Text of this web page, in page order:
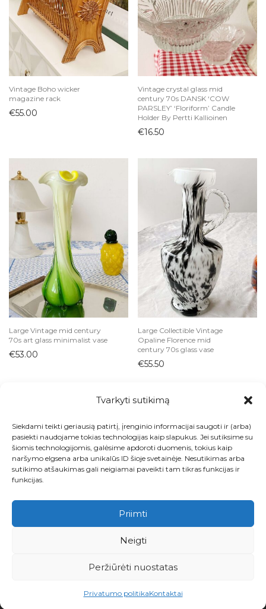
Tvarkyti sutikimą
Siekdami teikti geriausią patirtį, įrenginio informacijai saugoti ir (arba)
pasiekti naudojame tokias technologijas kaip slapukus. Jei sutiksime su
šiomis technologijomis, galėsime apdoroti duomenis, tokius kaip
naršymo elgsena arba unikalūs ID šioje svetainėje. Nesutikimas arba
sutikimo atšaukimas gali neigiamai paveikti tam tikras funkcijas ir
funkcijas.
Priimti
Neigti
Peržiūrėti nuostatas
Privatumo politikaKontaktai
Vintage Boho wicker
magazine rack
€55.00
Vintage crystal glass mid
century 70s DANSK ‘COW
PARSLEY’ ‘Floriform’ Candle
Holder By Pertti Kallioinen
€16.50
Large Vintage mid century
70s art glass minimalist vase
€53.00
Large Collectible Vintage
Opaline Florence mid
century 70s glass vase
€55.50
Visos prekės
Kontaktai
Apie
Paskyra
Krepšelis